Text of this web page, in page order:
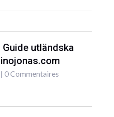
utländska
| 0 Commentaires